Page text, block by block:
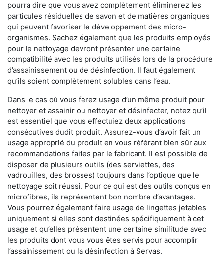
pourra dire que vous avez complètement éliminerez les
particules résiduelles de savon et de matières organiques
qui peuvent favoriser le développement des micro-
organismes. Sachez également que les produits employés
pour le nettoyage devront présenter une certaine
compatibilité avec les produits utilisés lors de la procédure
d’assainissement ou de désinfection. Il faut également
qu’ils soient complètement solubles dans l’eau.
Dans le cas où vous ferez usage d’un même produit pour
nettoyer et assainir ou nettoyer et désinfecter, notez qu’il
est essentiel que vous effectuiez deux applications
consécutives dudit produit. Assurez-vous d’avoir fait un
usage approprié du produit en vous référant bien sûr aux
recommandations faites par le fabricant. Il est possible de
disposer de plusieurs outils (des serviettes, des
vadrouilles, des brosses) toujours dans l’optique que le
nettoyage soit réussi. Pour ce qui est des outils conçus en
microfibres, ils représentent bon nombre d’avantages.
Vous pourrez également faire usage de lingettes jetables
uniquement si elles sont destinées spécifiquement à cet
usage et qu’elles présentent une certaine similitude avec
les produits dont vous vous êtes servis pour accomplir
l’assainissement ou la désinfection à Servas.